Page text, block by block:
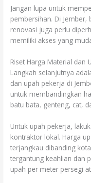
Jangan lupa untuk
pembersihan. Di
renovasi juga perlu
memiliki akses yang
Riset Harga Material dan
Langkah selanjutnya
dan upah pekerja di
untuk membandingkan
batu bata, genteng, cat,
Untuk upah pekerja,
kontraktor lokal. Harga
terjangkau dibanding
tergantung keahlian dan
upah per meter persegi